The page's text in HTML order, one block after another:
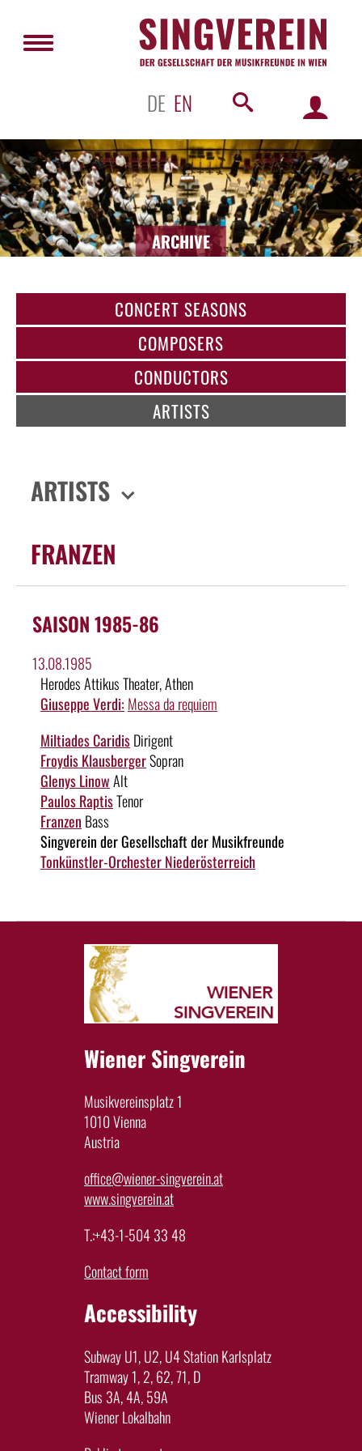
DE EN
ARCHIVE
CONCERT SEASONS
COMPOSERS
CONDUCTORS
ARTISTS
ARTISTS
FRANZEN
SAISON 1985-86
13.08.1985
Herodes Attikus Theater, Athen
Giuseppe Verdi: Messa da requiem
Miltiades CaridisDirigent
Froydis KlausbergerSopran
Glenys LinowAlt
Paulos RaptisTenor
Franzen Bass
Singverein der Gesellschaft der Musikfreunde
Tonkünstler-Orchester Niederösterreich
Wiener Singverein
Musikvereinsplatz 1
1010 Vienna
Austria
office@wiener-singverein.at
www.singverein.at
T.:+43-1-504 33 48
Contact form
Accessibility
Subway U1, U2, U4 Station Karlsplatz
Tramway 1, 2, 62, 71, D
Bus 3A, 4A, 59A
Wiener Lokalbahn